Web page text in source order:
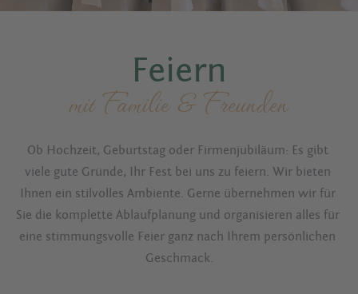
Feiern
mit Familie & Freunden
Ob Hochzeit, Geburtstag oder Firmenjubiläum: Es gibt
viele gute Gründe, Ihr Fest bei uns zu feiern. Wir bieten
Ihnen ein stilvolles Ambiente. Gerne übernehmen wir für
Sie die komplette Ablaufplanung und organisieren alles für
eine stimmungsvolle Feier ganz nach Ihrem persönlichen
Geschmack.